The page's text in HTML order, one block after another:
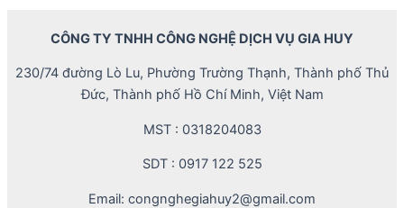
CÔNG TY TNHH CÔNG NGHỆ DỊCH VỤ GIA HUY
230/74 đường Lò Lu, Phường Trường Thạnh, Thành phố Thủ
Đức, Thành phố Hồ Chí Minh, Việt Nam
MST : 0318204083
SDT : 0917 122 525
Email: congnghegiahuy2@gmail.com